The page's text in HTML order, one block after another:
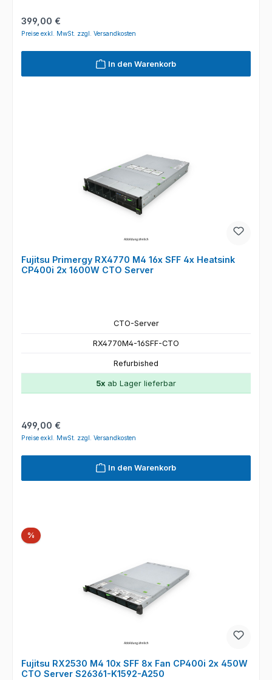
Regulärer Preis:
399,00 €
Preise exkl. MwSt. zzgl. Versandkosten
In den Warenkorb
Fujitsu Primergy RX4770 M4 16x SFF 4x Heatsink
CP400i 2x 1600W CTO Server
CTO-Server
RX4770M4-16SFF-CTO
Refurbished
5x ab Lager lieferbar
Regulärer Preis:
499,00 €
Preise exkl. MwSt. zzgl. Versandkosten
In den Warenkorb
%Rabatt
Fujitsu RX2530 M4 10x SFF 8x Fan CP400i 2x 450W
CTO Server S26361-K1592-A250